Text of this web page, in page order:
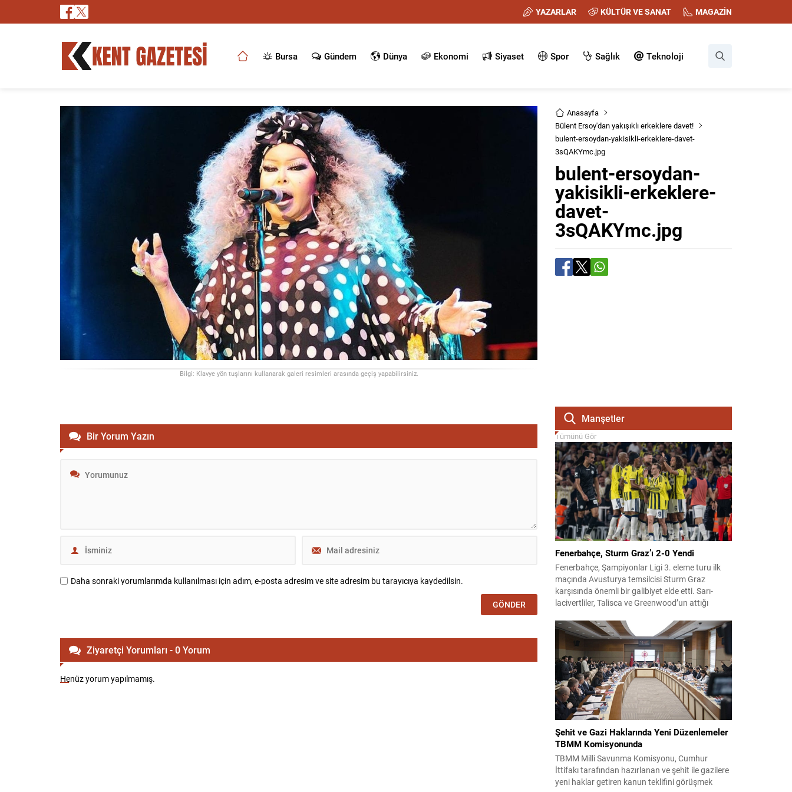
YAZARLAR KÜLTÜR VE SANAT MAGAZİN
Bursa Gündem Dünya Ekonomi Siyaset Spor Sağlık Teknoloji
Bilgi: Klavye yön tuşlarını kullanarak galeri resimleri arasında geçiş yapabilirsiniz.
Anasayfa
Bülent Ersoy'dan yakışıklı erkeklere davet!
bulent-ersoydan-yakisikli-erkeklere-davet-
3sQAKYmc.jpg
bulent-ersoydan-
yakisikli-erkeklere-
davet-
3sQAKYmc.jpg
Bir Yorum Yazın
Daha sonraki yorumlarımda kullanılması için adım, e-posta adresim ve site adresim bu tarayıcıya kaydedilsin.
Ziyaretçi Yorumları - 0 Yorum
Henüz yorum yapılmamış.
Manşetler
Tümünü Gör
Fenerbahçe, Sturm Graz’ı 2-0 Yendi
Fenerbahçe, Şampiyonlar Ligi 3. eleme turu ilk
maçında Avusturya temsilcisi Sturm Graz
karşısında önemli bir galibiyet elde etti. Sarı-
lacivertliler, Talisca ve Greenwood’un attığı
öncesi avantaj sağladı. Karşılaşma sonrası
takım yönetimi mücadeleyi değerlendirdi ve
gelecek planlarına dair bilgi verdi. Futboldan
sorumlu yönetici Cihan Kamer,...
Şehit ve Gazi Haklarında Yeni Düzenlemeler
TBMM Komisyonunda
TBMM Milli Savunma Komisyonu, Cumhur
İttifakı tarafından hazırlanan ve şehit ile gazilere
yeni haklar getiren kanun teklifini görüşmek